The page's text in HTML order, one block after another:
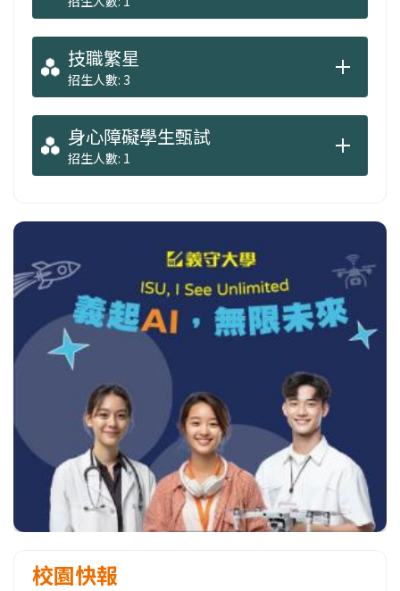
技職繁星
招生人數: 3
身心障礙學生甄試
招生人數: 1
校園快報